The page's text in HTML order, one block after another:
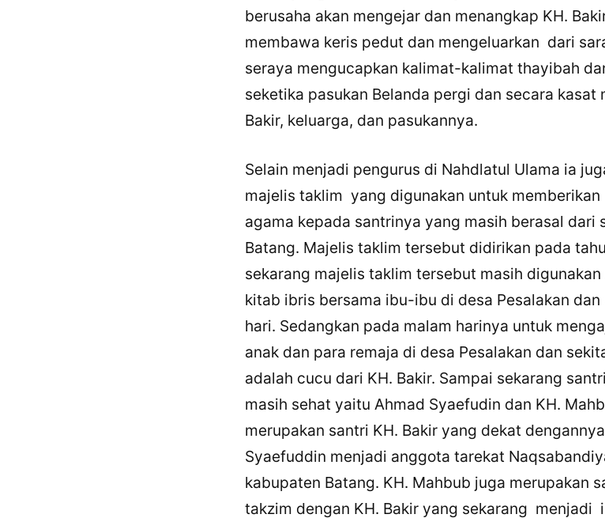
berusaha akan mengejar dan menangkap KH.
membawa keris pedut dan mengeluarkan dari
seraya mengucapkan kalimat-kalimat thayibah
seketika pasukan Belanda pergi dan secara kasat
Bakir, keluarga, dan pasukannya.
Selain menjadi pengurus di Nahdlatul Ulama ia
majelis taklim yang digunakan untuk memberikan
agama kepada santrinya yang masih berasal dari
Batang. Majelis taklim tersebut didirikan pada
sekarang majelis taklim tersebut masih
kitab ibris bersama ibu-ibu di desa Pesalakan
hari. Sedangkan pada malam harinya untuk
anak dan para remaja di desa Pesalakan dan
adalah cucu dari KH. Bakir. Sampai sekarang
masih sehat yaitu Ahmad Syaefudin dan KH.
merupakan santri KH. Bakir yang dekat
Syaefuddin menjadi anggota tarekat
kabupaten Batang. KH. Mahbub juga merupakan
takzim dengan KH. Bakir yang sekarang menjadi